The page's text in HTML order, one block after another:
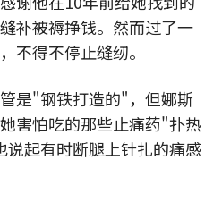
补被褥挣钱。然而过了一
不得不停止缝纫。
是"钢铁打造的"，但娜斯
害怕吃的那些止痛药"扑热
起有时断腿上针扎的痛感